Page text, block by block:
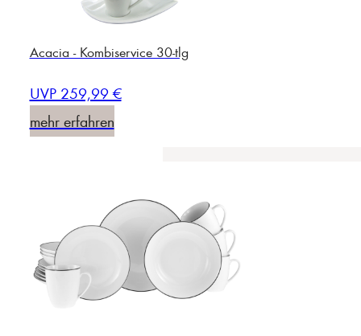
Acacia - Kombiservice 30-tlg
UVP 259,99 €
mehr erfahren